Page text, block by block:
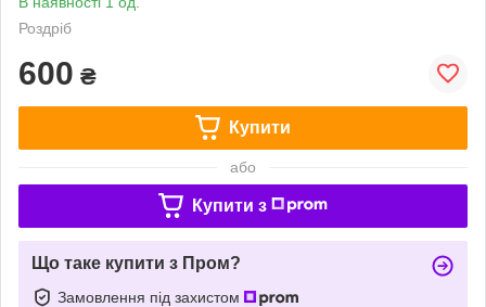
Роздріб
600 ₴
Купити
або
Купити з
Що таке купити з Пром?
Замовлення під захистом